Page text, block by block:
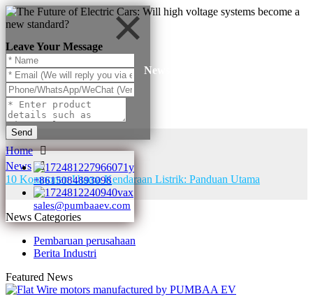
Leave Your Message
Send
+8615084893098
sales@pumbaaev.com
News
Home
News
10 Komponen Utama Kendaraan Listrik: Panduan Utama
News Categories
Pembaruan perusahaan
Berita Industri
Featured News